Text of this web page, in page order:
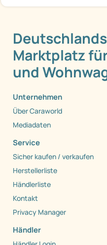
Marktplatz
und
Unternehmen
Über Caraworld
Mediadaten
Service
Sicher kaufen / verkaufen
Herstellerliste
Händlerliste
Kontakt
Privacy Manager
Händler